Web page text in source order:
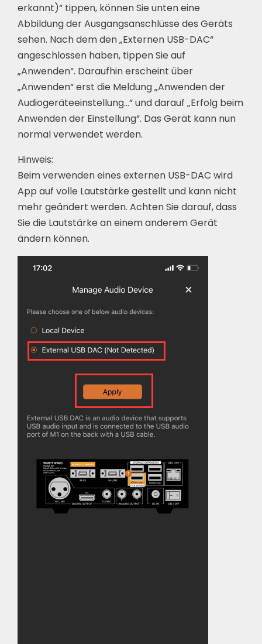
erkannt)“ tippen, können Sie unten eine
Abbildung der Ausgangsanschlüsse des Geräts
sehen. Nach dem den „Externen USB-DAC“
angeschlossen haben, tippen Sie auf
„Anwenden“. Daraufhin erscheint über
„Anwenden“ erst die Meldung „Anwenden der
Audiogeräteeinstellung…“ und darauf „Erfolg beim
Anwenden der Einstellung“. Das Gerät kann nun
normal verwendet werden.
Hinweis:
Beim verwenden eines externen USB-DAC wird
App auf volle Lautstärke gestellt und kann nicht
mehr geändert werden. Achten Sie darauf, dass
Sie die Lautstärke an einem anderem Gerät
ändern können.